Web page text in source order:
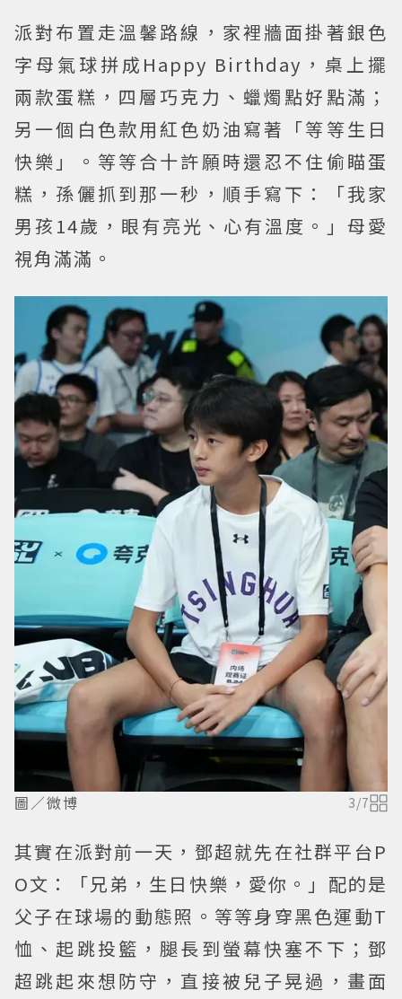
派對布置走溫馨路線，家裡牆面掛著銀色
字母氣球拼成Happy Birthday，桌上擺
兩款蛋糕，四層巧克力、蠟燭點好點滿；
另一個白色款用紅色奶油寫著「等等生日
快樂」。等等合十許願時還忍不住偷瞄蛋
糕，孫儷抓到那一秒，順手寫下：「我家
男孩14歲，眼有亮光、心有溫度。」母愛
視角滿滿。
圖／微博 3/7
其實在派對前一天，鄧超就先在社群平台P
O文：「兄弟，生日快樂，愛你。」配的是
父子在球場的動態照。等等身穿黑色運動T
恤、起跳投籃，腿長到螢幕快塞不下；鄧
超跳起來想防守，直接被兒子晃過，畫面